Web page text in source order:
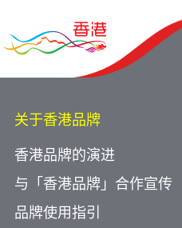
关于香港品牌
香港品牌的演进
与「香港品牌」合作宣传
品牌使用指引